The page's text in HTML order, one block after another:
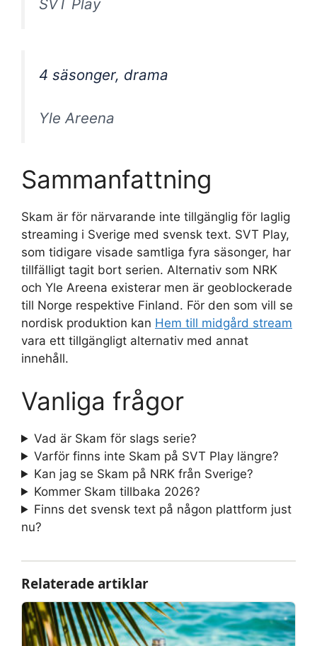
SVT Play
4 säsonger, drama
Yle Areena
Sammanfattning
Skam är för närvarande inte tillgänglig för laglig
streaming i Sverige med svensk text. SVT Play,
som tidigare visade samtliga fyra säsonger, har
tillfälligt tagit bort serien. Alternativ som NRK
och Yle Areena existerar men är geoblockerade
till Norge respektive Finland. För den som vill se
nordisk produktion kan Hem till midgård stream
vara ett tillgängligt alternativ med annat
innehåll.
Vanliga frågor
Vad är Skam för slags serie?
Varför finns inte Skam på SVT Play längre?
Kan jag se Skam på NRK från Sverige?
Kommer Skam tillbaka 2026?
Finns det svensk text på någon plattform just
nu?
Relaterade artiklar